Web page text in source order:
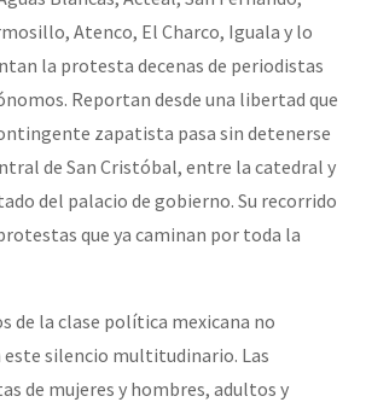
Atenco, El Charco, Iguala y lo
la protesta decenas de periodistas
Reportan desde una libertad que
zapatista pasa sin detenerse
de San Cristóbal, entre la catedral y
del palacio de gobierno. Su recorrido
que ya caminan por toda la
de la clase política mexicana no
este silencio multitudinario. Las
de mujeres y hombres, adultos y